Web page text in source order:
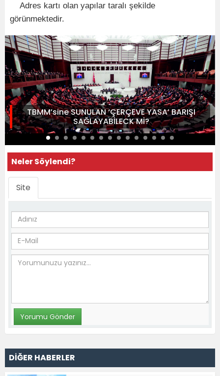
Adres kartı olan yapılar taralı şekilde
görünmektedir.
TBMM’sine SUNULAN ‘ÇERÇEVE YASA’ BARIŞI
SAĞLAYABİLECK Mİ?
Neler Söylendi?
Site
DİĞER HABERLER